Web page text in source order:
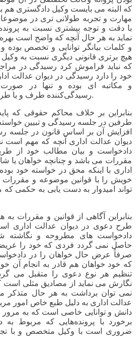
که البته می بایست وکیل دادگستری هم
مهارت و تجربه طولانی تری در
با دقت و توجه بیشتری نسبت به
نماید به هر حال آنچه که واضح است
و کلمات بیانگر توانایی و تخصص بوده
هیچ برتری قانونی دیگری نسبت به وکیل
که نباید فراموش کرد رسیدگی در
خود را دارد رسیدگی در دیوان عدالت
و مکاتبه ای بوده و تنها در
رسیدگی‌کننده طرف و یا طرفین دعوی دعوت می شود.
بنابراین بر خلاف محاکم حقوقی که
طرفین در جلسه رسیدگی و تبیین
افزایش آن بر اساس قانون در جلسه
دیوان عدالت اداری آنچه که مهم
دادخواست و بیان مطالب خود از
مقررات می باشد و چنانچه خواهان یا
اداری با اینکه محق در خواسته خود
خویش را با قوانین موضوعه و مقررات
تواند امیدوار به دست یابی به حکمی که
بنابراین آگاهی از قوانین و مقررات به
طرح دعوی در دیوان عدالت اداری
دادخواست های مطروحه و نگاشته
حاصل نمی گردد فردی که خود را
صرفاً عرض حال خواهان را در
که خود خواهان هم قادر به انجام آن
تنظیم هر نوع دعوی را متقبل می
نگارش می نماید از مصادیق مثلی است
نمی توان برداشت به هر حال متذکر
عدالت اداری به دلیل طبع خاص امور
دانش و توانایی خاصی است که به
برخورد با پرونده‌هایی که مربوط
ضروری است با وکیل متخصص و با